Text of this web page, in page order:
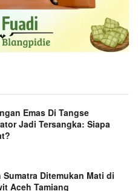
Emas Di Tangse
Jadi Tersangka: Siapa
Ditemukan Mati di
Aceh Tamiang